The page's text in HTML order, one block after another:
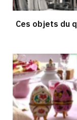
Ces objets du